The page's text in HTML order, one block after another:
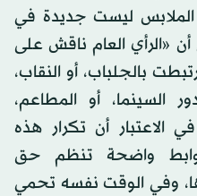
الملابس ليست جديدة في
«الرأي العام ناقش على
بالجلباب، أو النقاب،
السينما، أو المطاعم،
الاعتبار أن تكرار هذه
واضحة تنظم حق
وفي الوقت نفسه تحمي